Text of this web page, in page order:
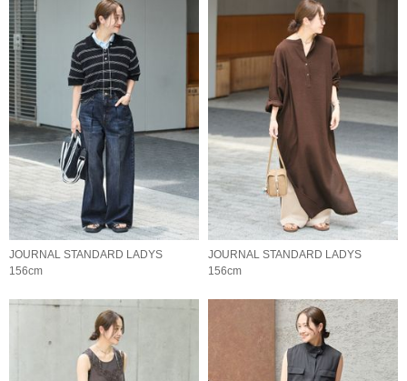
JOURNAL STANDARD LADYS
156cm
JOURNAL STANDARD LADYS
156cm